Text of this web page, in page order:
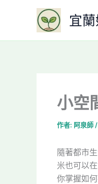
宜
小空
作者: 阿泉師 /
隨著都市
米也可以
你掌握如